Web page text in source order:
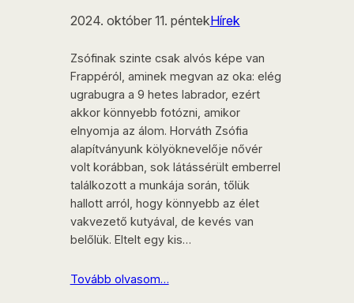
2024. október 11. péntekHírek
Zsófinak szinte csak alvós képe van
Frappéról, aminek megvan az oka: elég
ugrabugra a 9 hetes labrador, ezért
akkor könnyebb fotózni, amikor
elnyomja az álom. Horváth Zsófia
alapítványunk kölyöknevelője nővér
volt korábban, sok látássérült emberrel
találkozott a munkája során, tőlük
hallott arról, hogy könnyebb az élet
vakvezető kutyával, de kevés van
belőlük. Eltelt egy kis…
Tovább olvasom…